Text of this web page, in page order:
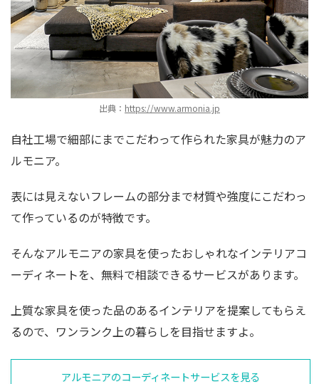
出典： https://www.armonia.jp
自社工場で細部にまでこだわって作られた家具が魅力のア
ルモニア。
表には見えないフレームの部分まで材質や強度にこだわっ
て作っているのが特徴です。
そんなアルモニアの家具を使ったおしゃれなインテリアコ
ーディネートを、無料で相談できるサービスがあります。
上質な家具を使った品のあるインテリアを提案してもらえ
るので、ワンランク上の暮らしを目指せますよ。
アルモニアのコーディネートサービスを見る